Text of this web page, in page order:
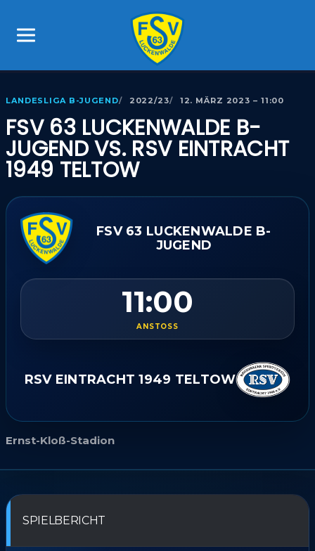
LANDESLIGA B-JUGEND 2022/23 12. MÄRZ 2023 – 11:00
FSV 63 LUCKENWALDE B-
JUGEND VS. RSV EINTRACHT
1949 TELTOW
FSV 63 LUCKENWALDE B-
JUGEND
11:00
ANSTOSS
RSV EINTRACHT 1949 TELTOW
Ernst-Kloß-Stadion
SPIELBERICHT